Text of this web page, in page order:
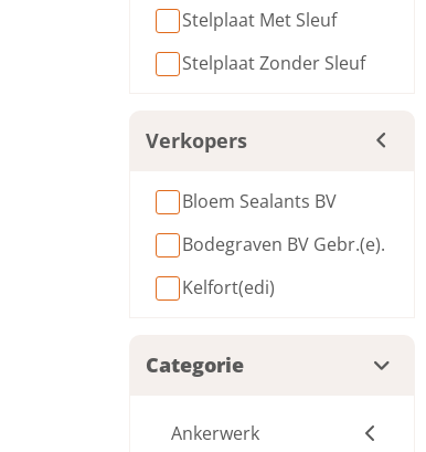
Stelplaat Met Sleuf
Stelplaat Zonder Sleuf
Verkopers
Bloem Sealants BV
Bodegraven BV Gebr.(e).
Kelfort(edi)
Categorie
Ankerwerk